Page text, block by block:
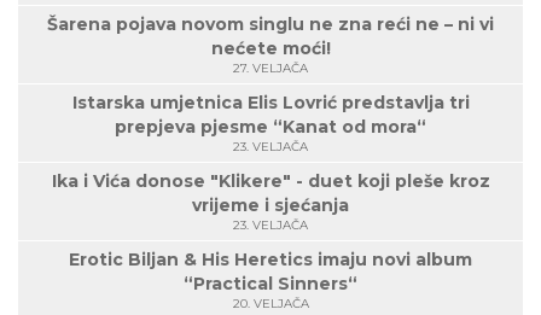
Šarena pojava novom singlu ne zna reći ne – ni vi
nećete moći!
27. VELJAČA
Istarska umjetnica Elis Lovrić predstavlja tri
prepjeva pjesme “Kanat od mora“
23. VELJAČA
Ika i Vića donose "Klikere" - duet koji pleše kroz
vrijeme i sjećanja
23. VELJAČA
Erotic Biljan & His Heretics imaju novi album
“Practical Sinners“
20. VELJAČA